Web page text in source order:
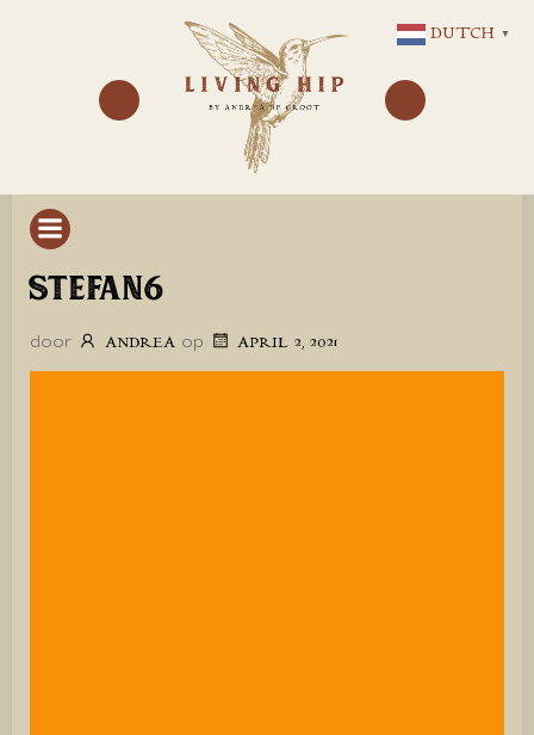
NAAR
DE
INHOUD
STEFAN6
door ANDREA op APRIL 2, 2021
DUTCH ▼